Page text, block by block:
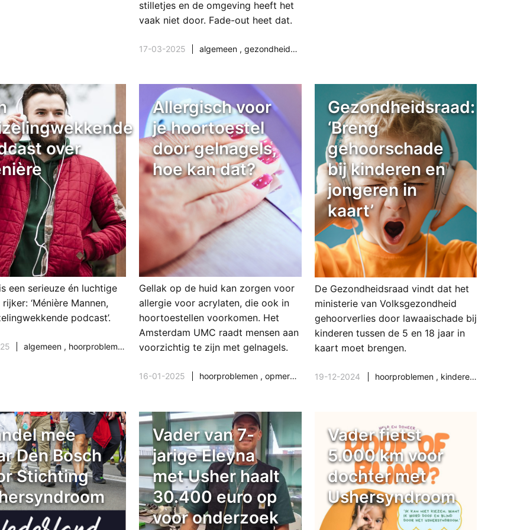
stilletjes en de omgeving heeft het
vaak niet door. Fade-out heet dat.
17-03-2025 algemeen , gezondheidszorg
over
een serieuze én luchtige
‘Ménière Mannen,
podcast’.
algemeen , hoorproblemen interview
Allergisch voor
je hoortoestel
door gelnagels,
hoe kan dat?
Gellak op de huid kan zorgen voor
allergie voor acrylaten, die ook in
hoortoestellen voorkomen. Het
Amsterdam UMC raadt mensen aan
voorzichtig te zijn met gelnagels.
16-01-2025 hoorproblemen , opmerkelijk
Gezondheidsraad:
‘Breng
gehoorschade
bij kinderen en
jongeren in
kaart’
De Gezondheidsraad vindt dat het
ministerie van Volksgezondheid
gehoorverlies door lawaaischade bij
kinderen tussen de 5 en 18 jaar in
kaart moet brengen.
19-12-2024 hoorproblemen , kinderen
mee
Den Bosch
Stichting
Vader van 7-
jarige Eleyna
met Usher haalt
30.400 euro op
voor onderzoek
Vader fietst
5.000 km voor
dochter met
Ushersyndroom